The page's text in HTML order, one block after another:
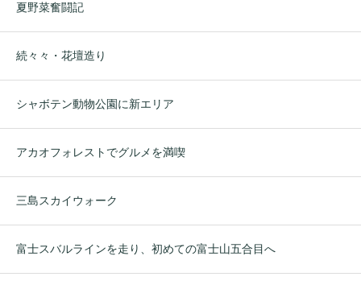
夏野菜奮闘記
続々々・花壇造り
シャボテン動物公園に新エリア
アカオフォレストでグルメを満喫
三島スカイウォーク
富士スバルラインを走り、初めての富士山五合目へ